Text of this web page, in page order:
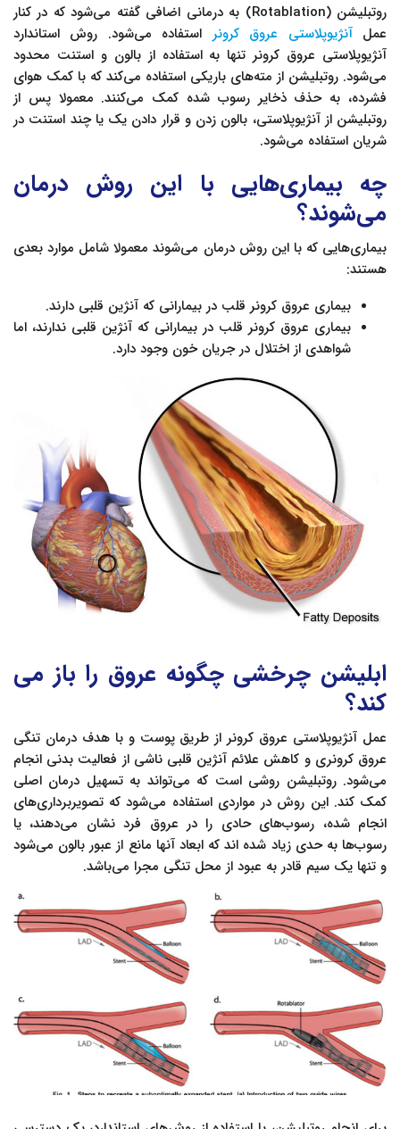
روتبلیشن (Rotablation) به درمانی اضافی گفته می‌شود که در کنار
عملآنژیوپلاستی عروق کرونر استفاده می‌شود. روش استاندارد
آنژیوپلاستی عروق کرونر تنها به استفاده از بالون و استنت محدود
می‌شود. روتبلیشن از مته‌های باریکی استفاده می‌کند که با کمک هوای
فشرده، به حذف ذخایر رسوب شده کمک می‌کنند. معمولا پس از
روتبلیشن از آنژیوپلاستی، بالون زدن و قرار دادن یک یا چند استنت در
شریان استفاده می‌شود.
چه بیماری‌هایی با این روش درمان
می‌شوند؟
بیماری‌هایی که با این روش درمان می‌شوند معمولا شامل موارد بعدی
هستند:
بیماری عروق کرونر قلب در بیمارانی که آنژین قلبی دارند.
بیماری عروق کرونر قلب در بیمارانی که آنژین قلبی ندارند، اما
شواهدی از اختلال در جریان خون وجود دارد.
ابلیشن چرخشی چگونه عروق را باز می
کند؟
عمل آنژیوپلاستی عروق کرونر از طریق پوست و با هدف درمان تنگی
عروق کرونری و کاهش علائم آنژین قلبی ناشی از فعالیت بدنی انجام
می‌شود. روتبلیشن روشی است که می‌تواند به تسهیل درمان اصلی
کمک کند. این روش در مواردی استفاده می‌شود که تصویربرداری‌های
انجام شده، رسوب‌های حادی را در عروق فرد نشان می‌دهند، یا
رسوب‌ها به حدی زیاد شده اند که ابعاد آنها مانع از عبور بالون می‌شود
و تنها یک سیم قادر به عبود از محل تنگی مجرا می‌باشد.